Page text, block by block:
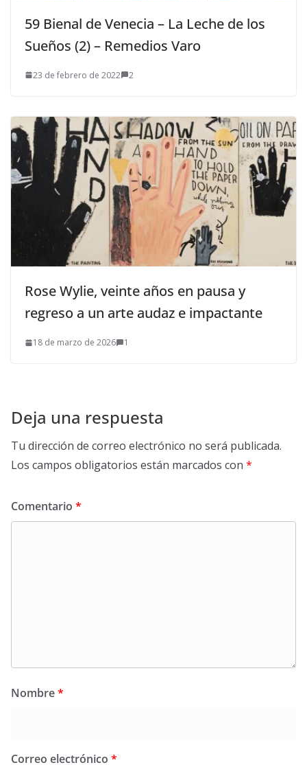
59 Bienal de Venecia – La Leche de los
Sueños (2) – Remedios Varo
23 de febrero de 2022 2
Rose Wylie, veinte años en pausa y
regreso a un arte audaz e impactante
18 de marzo de 2026 1
Deja una respuesta
Tu dirección de correo electrónico no será publicada.
Los campos obligatorios están marcados con *
Comentario *
Nombre*
Correo electrónico *